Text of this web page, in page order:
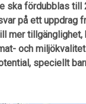
ska fördubblas till
på ett uppdrag
mer
och
speciellt